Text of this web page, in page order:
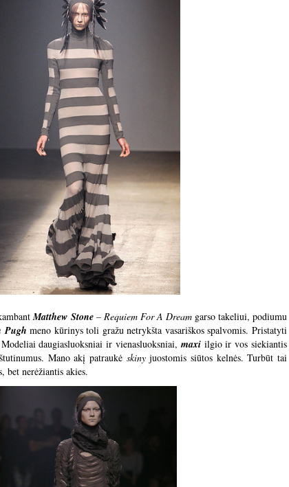
Matthew Stone – Requiem For A Dreamgarso takeliui, podiumu
Pughmeno kūrinys toli gražu netrykšta vasariškos spalvomis. Pristatyti
daugiasluoksniai ir vienasluoksniai, maxi ilgio ir vos siekiantis
Mano akį patraukė skinyjuostomis siūtos kelnės. Turbūt tai
bet nerėžiantis akies.